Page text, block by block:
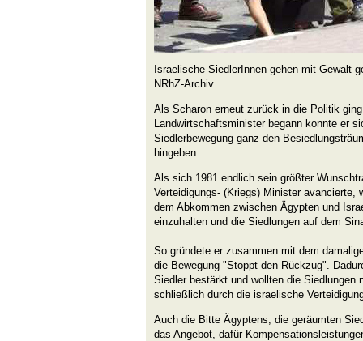
Israelische SiedlerInnen gehen mit Gewalt
NRhZ-Archiv
Als Scharon erneut zurück in die Politik
Landwirtschaftsminister begann konnte er
Siedlerbewegung ganz den
hingeben.
Als sich 1981 endlich sein größter
Verteidigungs- (Kriegs) Minister avancierte,
dem Abkommen zwischen Ägypten und
einzuhalten und die Siedlungen auf dem
So gründete er zusammen mit dem
die Bewegung "Stoppt den Rückzug".
Siedler bestärkt und wollten die Siedlungen
schließlich durch die israelische
Auch die Bitte Ägyptens, die geräumten
das Angebot, dafür